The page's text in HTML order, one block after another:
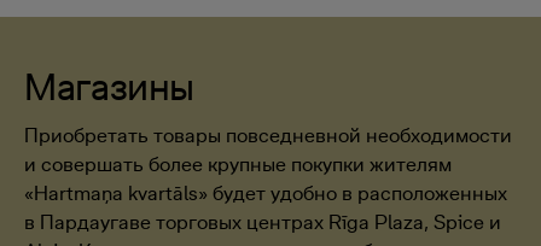
Магазины
Приобретать товары повседневной необходимости
и совершать более крупные покупки жителям
«Hartmaņa kvartāls» будет удобно в расположенных
в Пардаугаве торговых центрах Rīga Plaza, Spice и